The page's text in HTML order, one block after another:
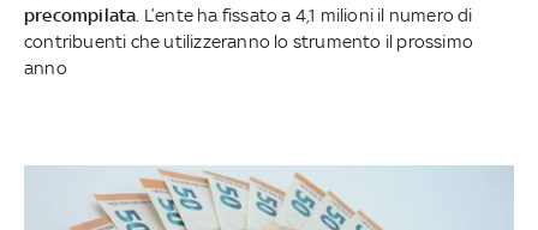
precompilata . L’ente ha fissato a 4,1 milioni il numero di
contribuenti che utilizzeranno lo strumento il prossimo
anno